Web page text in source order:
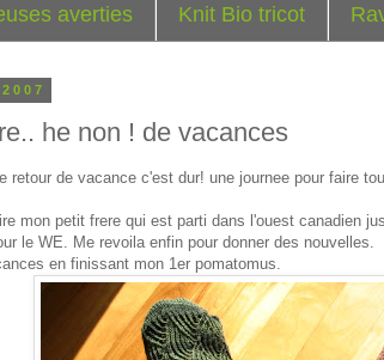
averties Knit Bio tricot
he non ! de vacances
retour de vacance c'est dur! une journee pour faire
mon petit frere qui est parti dans l'ouest canadien
le WE. Me revoila enfin pour donner des nouvelles.
en finissant mon 1er pomatomus.